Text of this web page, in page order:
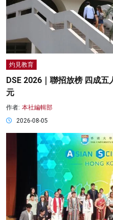
灼見教育
DSE 2026｜聯招放榜 四成
元
作者: 本社編輯部
2026-08-05